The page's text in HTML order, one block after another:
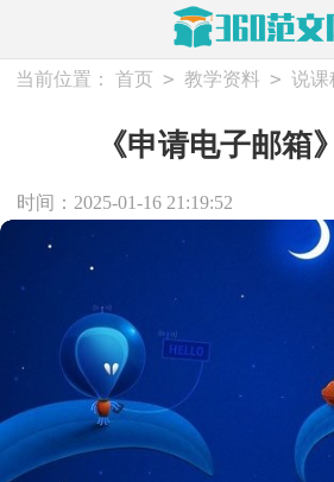
当前位置： 首页 > 教学资料 > 说课
《申请电子邮箱
时间：2025-01-16 21:19:52